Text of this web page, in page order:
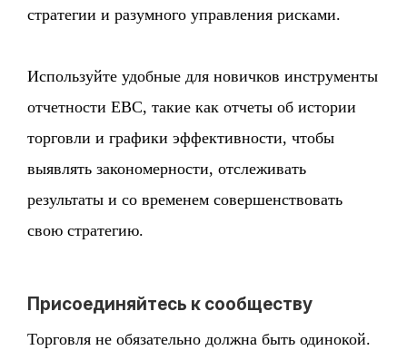
стратегии и разумного управления рисками.
Используйте удобные для новичков инструменты
отчетности EBC, такие как отчеты об истории
торговли и графики эффективности, чтобы
выявлять закономерности, отслеживать
результаты и со временем совершенствовать
свою стратегию.
Присоединяйтесь к сообществу
Торговля не обязательно должна быть одинокой.